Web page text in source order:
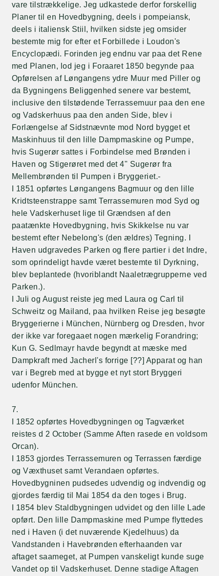
vare tilstrækkelige. Jeg udkastede derfor forskellig
Planer til en Hovedbygning, deels i pompeiansk,
deels i italiensk Stiil, hvilken sidste jeg omsider
bestemte mig for efter et Forbillede i Loudon's
Encyclopædi. Forinden jeg endnu var paa det Rene
med Planen, lod jeg i Foraaret 1850 begynde paa
Opførelsen af Løngangens ydre Muur med Piller og
da Bygningens Beliggenhed senere var bestemt,
inclusive den tilstødende Terrassemuur paa den ene
og Vadskerhuus paa den anden Side, blev i
Forlængelse af Sidstnævnte mod Nord bygget et
Maskinhuus til den lille Dampmaskine og Pumpe,
hvis Sugerør sattes i Forbindelse med Brønden i
Haven og Stigerøret med det 4" Sugerør fra
Mellembrønden til Pumpen i Bryggeriet.-
I 1851 opførtes Løngangens Bagmuur og den lille
Kridtsteenstrappe samt Terrassemuren mod Syd og
hele Vadskerhuset lige til Grændsen af den
paatænkte Hovedbygning, hvis Skikkelse nu var
bestemt efter Nebelong's (den ældres) Tegning. I
Haven udgravedes Parken og flere partier i det Indre,
som oprindeligt havde været bestemte til Dyrkning,
blev beplantede (hvoriblandt Naaletrægrupperne ved
Parken.).
I Juli og August reiste jeg med Laura og Carl til
Schweitz og Mailand, paa hvilken Reise jeg besøgte
Bryggerierne i München, Nürnberg og Dresden, hvor
der ikke var foregaaet nogen mærkelig Forandring;
Kun G. Sedlmayr havde begyndt at mæske med
Dampkraft med Jacherl's forrige [??] Apparat og han
var i Begreb med at bygge et nyt stort Bryggeri
udenfor München.
7.
I 1852 opførtes Hovedbygningen og Tagværket
reistes d 2 October (Samme Aften rasede en voldsom
Orcan).
I 1853 gjordes Terrassemuren og Terrassen færdige
og Væxthuset samt Verandaen opførtes.
Hovedbygninen pudsedes udvendig og indvendig og
gjordes færdig til Mai 1854 da den toges i Brug.
I 1854 blev Staldbygningen udvidet og den lille Lade
opført. Den lille Dampmaskine med Pumpe flyttedes
ned i Haven (i det nuværende Kjedelhuus) da
Vandstanden i Havebrønden efterhaanden var
aftaget saameget, at Pumpen vanskeligt kunde suge
Vandet op til Vadskerhuset. Denne stadige Aftagen